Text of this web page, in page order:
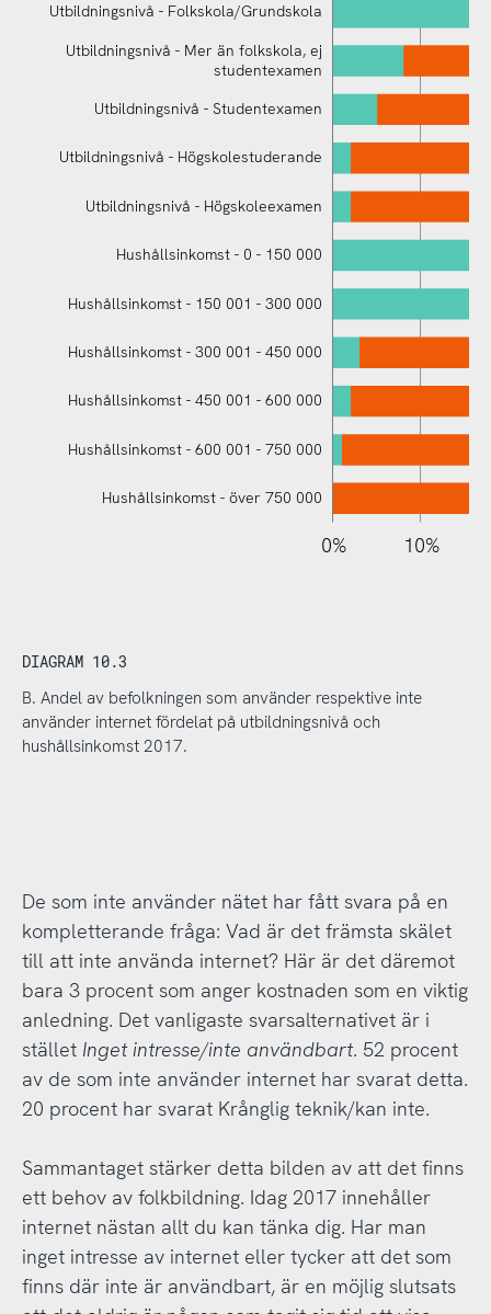
Utbildningsnivå - Folkskola/Grundskola
Utbildningsnivå - Folkskola/Grundskola
Utbildningsnivå - Mer än folkskola, ej
studentexamen
Utbildningsnivå - Studentexamen
Utbildningsnivå - Högskolestuderande
Utbildningsnivå - Högskoleexamen
Hushållsinkomst - 0 - 150 000
Hushållsinkomst - 150 001 - 300 000
Hushållsinkomst - 300 001 - 450 000
Hushållsinkomst - 450 001 - 600 000
Hushållsinkomst - 600 001 - 750 000
Hushållsinkomst - över 750 000
110% 10%
0%
-10%
-20%
DIAGRAM 10.3
B. Andel av befolkningen som använder respektive inte
använder internet fördelat på utbildningsnivå och
hushållsinkomst 2017.
De som inte använder nätet har fått svara på en
kompletterande fråga: Vad är det främsta skälet
till att inte använda internet? Här är det däremot
bara 3 procent som anger kostnaden som en viktig
anledning. Det vanligaste svarsalternativet är i
stället Inget intresse/inte användbart. 52 procent
av de som inte använder internet har svarat detta.
20 procent har svarat Krånglig teknik/kan inte.
Sammantaget stärker detta bilden av att det finns
ett behov av folkbildning. Idag 2017 innehåller
internet nästan allt du kan tänka dig. Har man
inget intresse av internet eller tycker att det som
finns där inte är användbart, är en möjlig slutsats